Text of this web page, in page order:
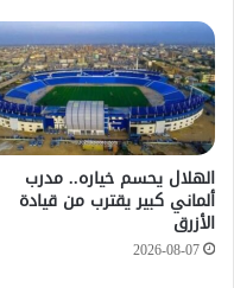
الهلال يحسم خياره.. مدرب
ألماني كبير يقترب من قيادة
الأزرق
2026-08-07